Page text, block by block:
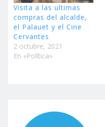
Visita a las ultimas
compras del alcalde,
el Palauet y el Cine
Cervantes
2 octubre, 2021
En «Política»